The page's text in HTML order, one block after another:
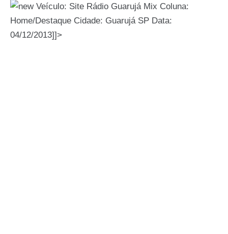
Veículo: Site Rádio Guarujá Mix Coluna:
Home/Destaque Cidade: Guarujá SP Data:
04/12/2013]]>